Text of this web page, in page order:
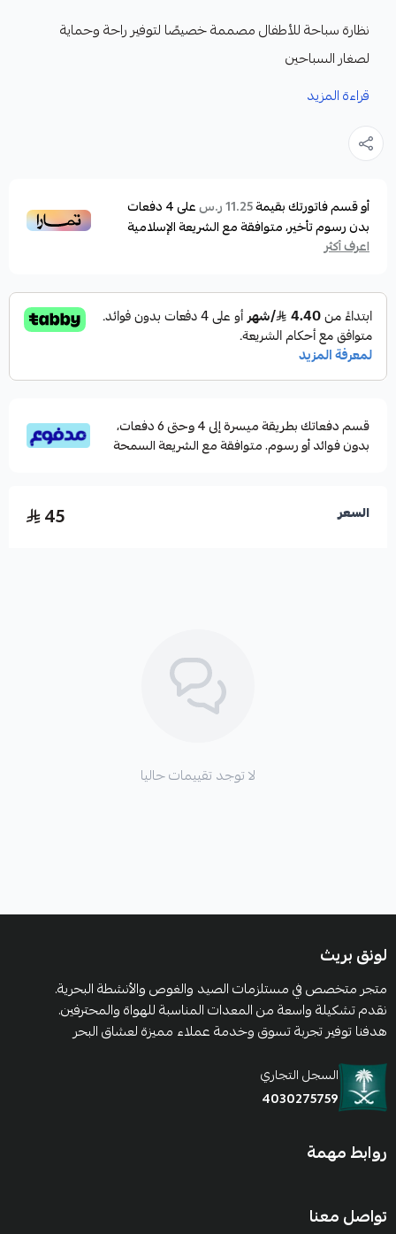
نظارة سباحة للأطفال مصممة خصيصًا لتوفير راحة وحماية
لصغار السباحين
تتميز العدسات بأنها مضادة للضباب وتحمي من الأشعة
فوق البنفسجية، مما يجعلها مناسبة للاستخدام في
المسابح أو الشواطئ.
المختلفة بشكل مريح،
مصممة بألوان زاهية ممتعة تجذب الأطفال وتزيد من
حماسهم للسباحة.
يساعد الأطفال على الاستمتاع بتجربتهم بأمان وثقة.
قراءة المزيد
أو قسم فاتورتك بقيمة11.25 ر.س على4دفعات
بدون رسوم تأخير، متوافقة مع الشريعة الإسلامية
اعرف أكثر
قسم دفعاتك بطريقة ميسرة إلى 4 وحتى 6 دفعات،
بدون فوائد أو رسوم. متوافقة مع الشريعة السمحة
السعر 45
لا توجد تقييمات حاليا
لونق بريث
متجر متخصص في مستلزمات الصيد والغوص والأنشطة البحرية.
نقدم تشكيلة واسعة من المعدات المناسبة للهواة والمحترفين.
هدفنا توفير تجربة تسوق وخدمة عملاء مميزة لعشاق البحر
السجل التجاري
4030275759
روابط مهمة
تواصل معنا